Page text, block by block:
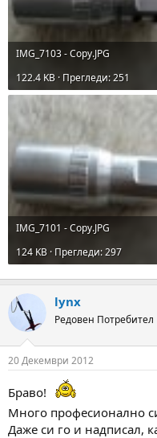
IMG_7103 - Copy.JPG
122.4 KB · Прегледи: 251
IMG_7101 - Copy.JPG
124 KB · Прегледи: 297
lynx
Редовен Потребител
20 Декември 2012
Браво!
Много професионално
Даже си го и надписал,